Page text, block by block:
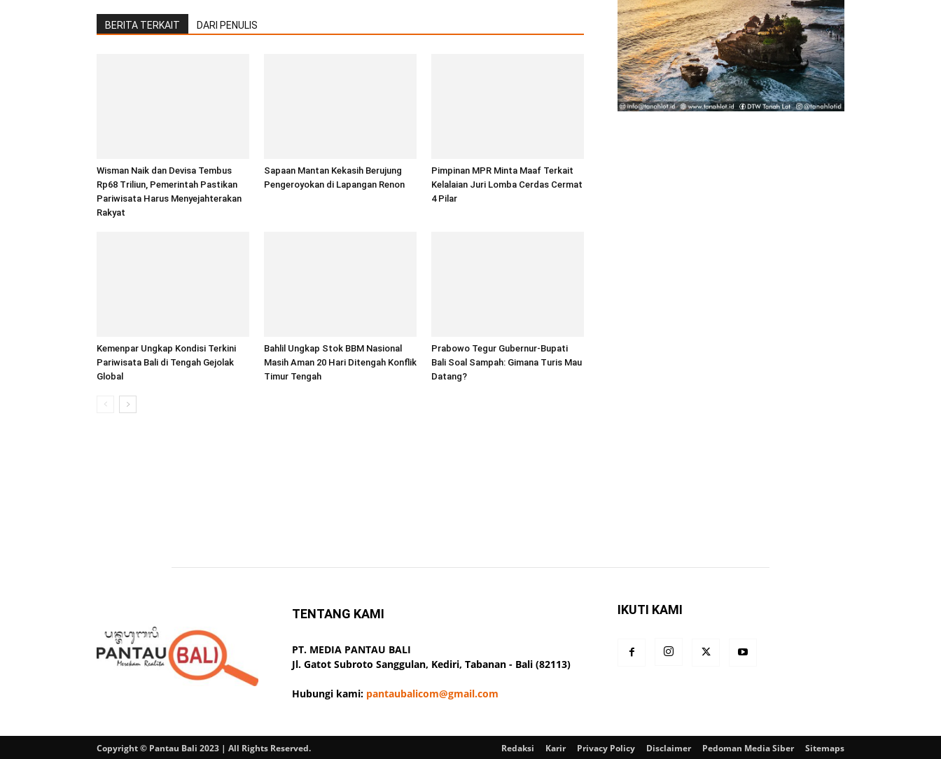
BERITA TERKAIT DARI PENULIS
Wisman Naik dan Devisa Tembus
Rp68 Triliun, Pemerintah Pastikan
Pariwisata Harus Menyejahterakan
Rakyat
Sapaan Mantan Kekasih Berujung
Pengeroyokan di Lapangan Renon
Pimpinan MPR Minta Maaf Terkait
Kelalaian Juri Lomba Cerdas Cermat
4 Pilar
Kemenpar Ungkap Kondisi Terkini
Pariwisata Bali di Tengah Gejolak
Global
Bahlil Ungkap Stok BBM Nasional
Masih Aman 20 Hari Ditengah Konflik
Timur Tengah
Prabowo Tegur Gubernur-Bupati
Bali Soal Sampah: Gimana Turis Mau
Datang?
TENTANG KAMI
PT. MEDIA PANTAU BALI
Jl. Gatot Subroto Sanggulan, Kediri, Tabanan - Bali (82113)
Hubungi kami: pantaubalicom@gmail.com
IKUTI KAMI
Redaksi Karir Privacy Policy Disclaimer Pedoman Media Siber Sitemaps
Copyright © Pantau Bali 2023 | All Rights Reserved.